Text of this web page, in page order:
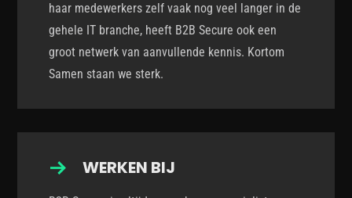
haar medewerkers zelf vaak nog veel langer in de
gehele IT branche, heeft B2B Secure ook een
groot netwerk van aanvullende kennis. Kortom
Samen staan we sterk.
WERKEN BIJ